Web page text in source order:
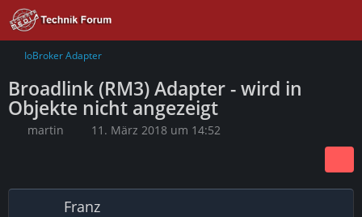
IoBroker Adapter
Broadlink (RM3) Adapter - wird in
Objekte nicht angezeigt
martin 11. März 2018 um 14:52
Franz